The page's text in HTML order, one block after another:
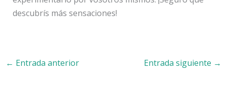
descubrís más sensaciones!
← Entrada anterior Entrada siguiente →